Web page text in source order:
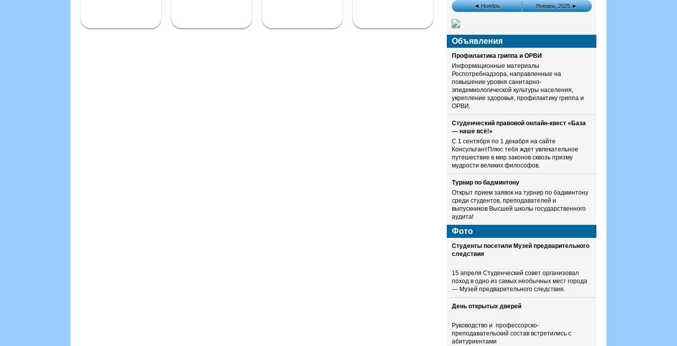
◄ Ноябрь Январь, 2025 ►
Объявления
Профилактика гриппа и ОРВИ
Информационные материалы
Роспотребнадзора, направленные на
повышение уровня санитарно-
эпидемиологической культуры населения,
укрепление здоровья, профилактику гриппа и
ОРВИ.
Студенческий правовой онлайн-квест «База
— наше всё!»
С 1 сентября по 1 декабря на сайте
КонсультантПлюс тебя ждет увлекательное
путешествие в мир законов сквозь призму
мудрости великих философов.
Турнир по бадминтону
Открыт прием заявок на турнир по бадминтону
среди студентов, преподавателей и
выпускников Высшей школы государственного
аудита!
Фото
Студенты посетили Музей предварительного
следствия
15 апреля Студенческий совет организовал
поход в одно из самых необычных мест города
— Музей предварительного следствия.
День открытых дверей
Руководство и профессорско-
преподавательский состав встретились с
абитуриентами